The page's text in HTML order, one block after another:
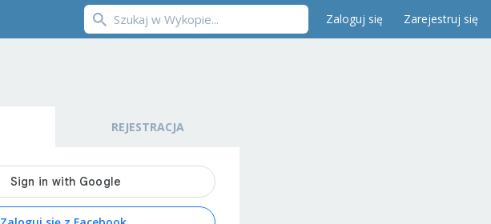
Zaloguj się Zarejestruj się
REJESTRACJA